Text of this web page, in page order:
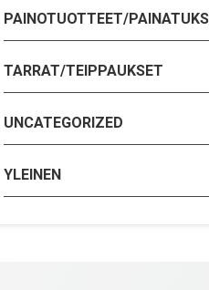
PAINOTUOTTEET/
TARRAT/TEIPPAUKSET
UNCATEGORIZED
YLEINEN